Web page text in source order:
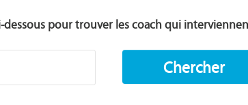
pour trouver les coach qui
Chercher